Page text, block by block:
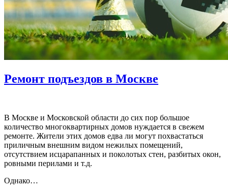
Ремонт подъездов в Москве
В Москве и Московской области до сих пор большое
количество многоквартирных домов нуждается в свежем
ремонте. Жители этих домов едва ли могут похвастаться
приличным внешним видом нежилых помещений,
отсутствием исцарапанных и поколотых стен, разбитых окон,
ровными перилами и т.д.
Однако…